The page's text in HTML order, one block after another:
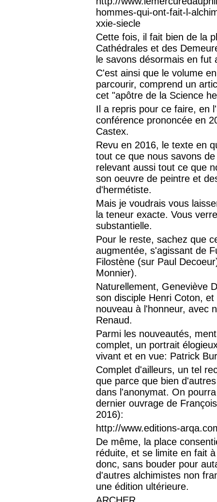
hommes-qui-ont-fait-l-
xxie-siecle
Cette fois, il fait bien de la
Cathédrales et des
le savons désormais en fut
C'est ainsi que le volume
parcourir, comprend un
cet "apôtre de la Science
Il a repris pour ce faire, en
conférence prononcée en
Castex.
Revu en 2016, le texte en
tout ce que nous savons
relevant aussi tout ce que
son oeuvre de peintre et
d'hermétiste.
Mais je voudrais vous
la teneur exacte. Vous
substantielle.
Pour le reste, sachez que
augmentée, s'agissant de
Filostène (sur Paul
Monnier).
Naturellement, Geneviève
son disciple Henri Coton,
nouveau à l'honneur, avec
Renaud.
Parmi les nouveautés,
complet, un portrait
vivant et en vue: Patrick
Complet d'ailleurs, un tel
que parce que bien
dans l'anonymat. On
dernier ouvrage de
2016):
http://www.editions-
De même, la place
réduite, et se limite en fait
donc, sans bouder pour
d'autres alchimistes non
une édition ultérieure.